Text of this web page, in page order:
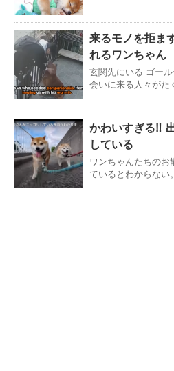
来るモノを拒ま
れるワンちゃん
玄関先にいる ゴー
会いに来る人々がた
かわいすぎる‼
している
ワンちゃんたちのお
ているとわからない